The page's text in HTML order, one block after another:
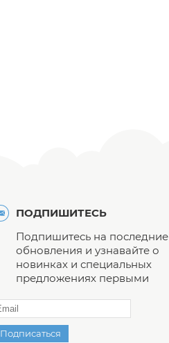
ПОДПИШИТЕСЬ
Подпишитесь на последние
обновления и узнавайте о
новинках и специальных
предложениях первыми
Подписаться